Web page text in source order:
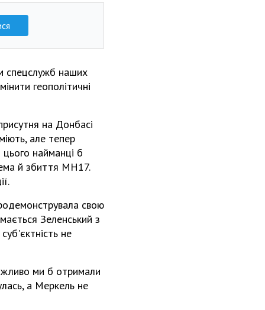
спецслужб наших
геополітичні
на Донбасі
але тепер
цього найманці б
й збиття МН17.
свою
Зеленський з
не
ми б отримали
а Меркель не